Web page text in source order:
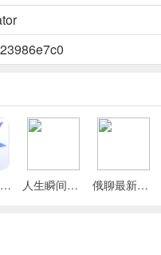
家可依审美打造独具风格、
小镇公共服务正常运行，有效
开放，玩家能完善基础设施，
新版本使用说明
材、石料、金属等建材，合
，每种都有独特功能，不同
迅雷vip破解版永久会员2024版 人生瞬间最新手机版 俄聊最新手机版